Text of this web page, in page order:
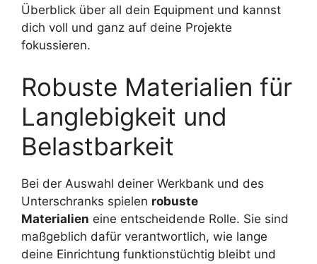
Überblick über all dein Equipment und kannst
dich voll und ganz auf deine Projekte
fokussieren.
Robuste Materialien für
Langlebigkeit und
Belastbarkeit
Bei der Auswahl deiner Werkbank und des
Unterschranks spielen robuste
Materialien eine entscheidende Rolle. Sie sind
maßgeblich dafür verantwortlich, wie lange
deine Einrichtung funktionstüchtig bleibt und